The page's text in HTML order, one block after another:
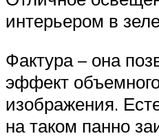
интерьером в
Фактура – она
эффект
изображения.
на таком панно